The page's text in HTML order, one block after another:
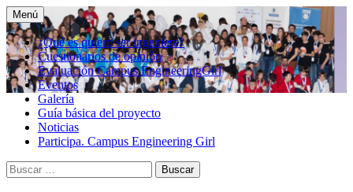
Saltar
al
contenido
"Quiero ser ingeniera"
Proyecto piloto liderado por la UPM.
Objetivo: sensibilizar y orientar a la
sociedad en la necesidad de que las niñas
muestren atención y se sientan atraídas
por la ingeniería
Menú
¿Qué es quiero ser ingeniera?
Cuestionarios de opinión
Evaluación Campus EngineeringGirl
Eventos
Galería
Guía básica del proyecto
Noticias
Participa. Campus Engineering Girl
Buscar: